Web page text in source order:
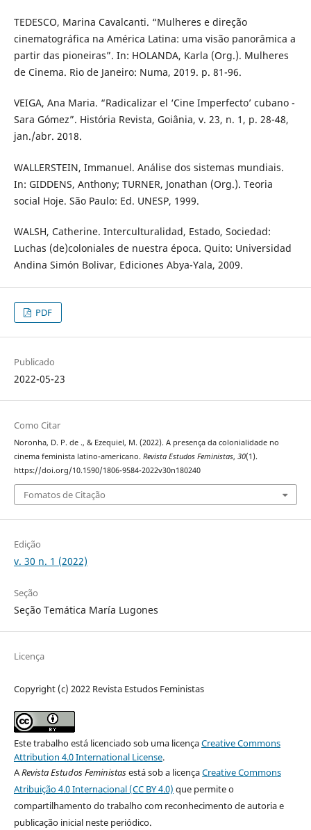
TEDESCO, Marina Cavalcanti. “Mulheres e direção
cinematográfica na América Latina: uma visão panorâmica a
partir das pioneiras”. In: HOLANDA, Karla (Org.). Mulheres
de Cinema. Rio de Janeiro: Numa, 2019. p. 81-96.
VEIGA, Ana Maria. “Radicalizar el ‘Cine Imperfecto’ cubano -
Sara Gómez”. História Revista, Goiânia, v. 23, n. 1, p. 28-48,
jan./abr. 2018.
WALLERSTEIN, Immanuel. Análise dos sistemas mundiais.
In: GIDDENS, Anthony; TURNER, Jonathan (Org.). Teoria
social Hoje. São Paulo: Ed. UNESP, 1999.
WALSH, Catherine. Interculturalidad, Estado, Sociedad:
Luchas (de)coloniales de nuestra época. Quito: Universidad
Andina Simón Bolivar, Ediciones Abya-Yala, 2009.
PDF
Publicado
2022-05-23
Como Citar
Noronha, D. P. de ., & Ezequiel, M. (2022). A presença da colonialidade no
cinema feminista latino-americano. Revista Estudos Feministas, 30(1).
https://doi.org/10.1590/1806-9584-2022v30n180240
Fomatos de Citação
Edição
v. 30 n. 1 (2022)
Seção
Seção Temática María Lugones
Licença
Copyright (c) 2022 Revista Estudos Feministas
Este trabalho está licenciado sob uma licençaCreative Commons
Attribution 4.0 International License.
ARevista Estudos Feministasestá sob a licençaCreative Commons
Atribuição 4.0 Internacional (CC BY 4.0) que permite o
compartilhamento do trabalho com reconhecimento de autoria e
publicação inicial neste periódico.